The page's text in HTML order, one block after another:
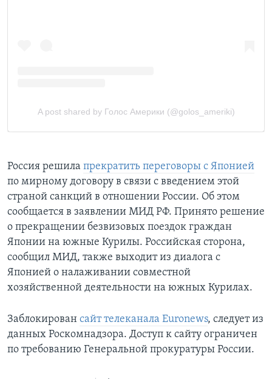
Россия решила прекратить переговоры с Японией
по мирному договору в связи с введением этой
страной санкций в отношении России. Об этом
сообщается в заявлении МИД РФ. Принято решение
о прекращении безвизовых поездок граждан
Японии на южные Курилы. Российская сторона,
сообщил МИД, также выходит из диалога с
Японией о налаживании совместной
хозяйственной деятельности на южных Курилах.
Заблокирован сайт телеканала Euronews, следует из
данных Роскомнадзора. Доступ к сайту ограничен
по требованию Генеральной прокуратуры России.